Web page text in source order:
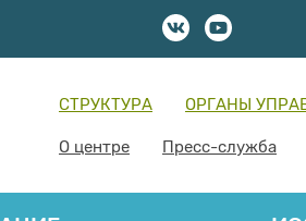
СТРУКТУРА ОРГАНЫ
О центре Пресс-служба